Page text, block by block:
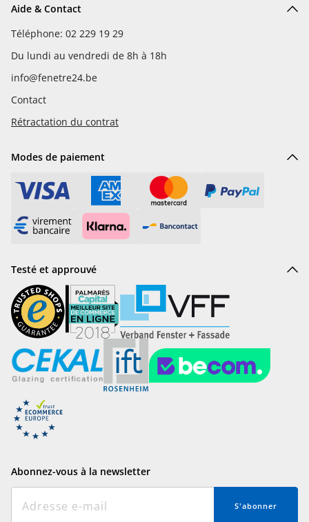
Aide & Contact
Téléphone: 02 229 19 29
Du lundi au vendredi de 8h à 18h
info@fenetre24.be
Contact
Rétractation du contrat
Modes de paiement
Testé et approuvé
Abonnez-vous à la newsletter
S'abonner